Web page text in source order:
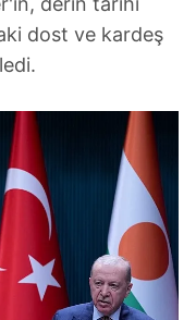
dost ve kardeş